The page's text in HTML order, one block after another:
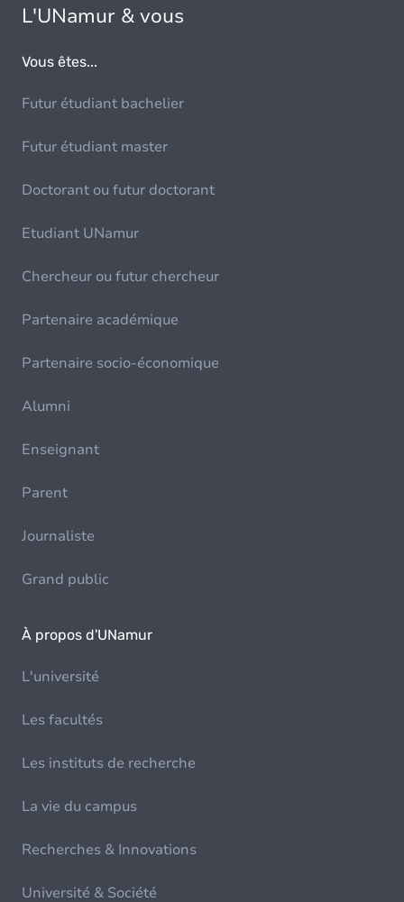
L'UNamur & vous
Vous êtes...
Futur étudiant bachelier
Futur étudiant master
Doctorant ou futur doctorant
Etudiant UNamur
Chercheur ou futur chercheur
Partenaire académique
Partenaire socio-économique
Alumni
Enseignant
Parent
Journaliste
Grand public
À propos d'UNamur
L'université
Les facultés
Les instituts de recherche
La vie du campus
Recherches & Innovations
Université & Société